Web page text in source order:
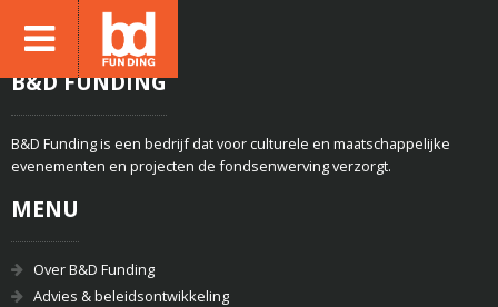
B&D FUNDING
B&D Funding is een bedrijf dat voor culturele en maatschappelijke
evenementen en projecten de fondsenwerving verzorgt.
MENU
Over B&D Funding
Advies & beleidsontwikkeling